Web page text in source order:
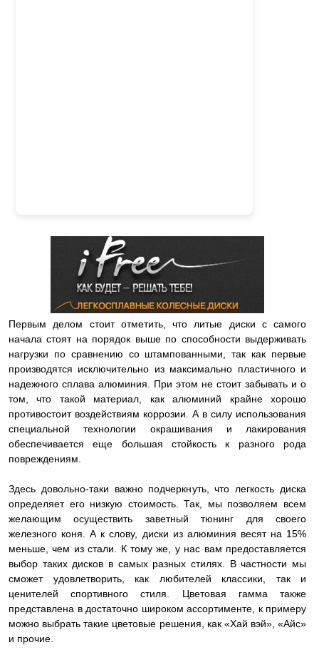
Первым делом стоит отметить, что литые диски с самого
начала стоят на порядок выше по способности выдерживать
нагрузки по сравнению со штампованными, так как первые
производятся исключительно из максимально пластичного и
надежного сплава алюминия. При этом не стоит забывать и о
том, что такой материал, как алюминий крайне хорошо
противостоит воздействиям коррозии. А в силу использования
специальной технологии окрашивания и лакирования
обеспечивается еще большая стойкость к разного рода
повреждениям.
Здесь довольно-таки важно подчеркнуть, что легкость диска
определяет его низкую стоимость. Так, мы позволяем всем
желающим осуществить заветный тюнинг для своего
железного коня. А к слову, диски из алюминия весят на 15%
меньше, чем из стали. К тому же, у нас вам предоставляется
выбор таких дисков в самых разных стилях. В частности мы
сможет удовлетворить, как любителей классики, так и
ценителей спортивного стиля. Цветовая гамма также
представлена в достаточно широком ассортименте, к примеру
можно выбрать такие цветовые решения, как «Хай вэй», «Айс»
и прочие.